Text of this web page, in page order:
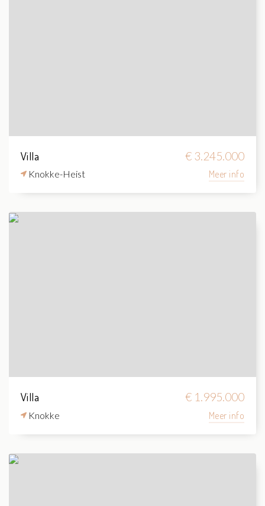
Villa € 3.245.000
Knokke-Heist Meer info
Villa € 1.995.000
Knokke Meer info